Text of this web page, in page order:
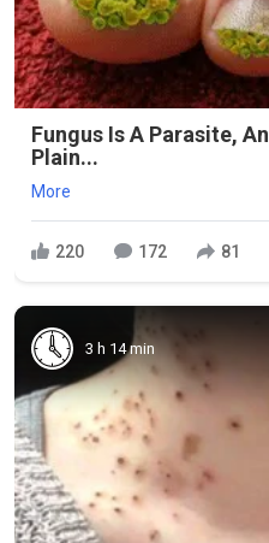
Fungus Is A Parasite,
Plain...
More
220 172 81
3 h 14 min